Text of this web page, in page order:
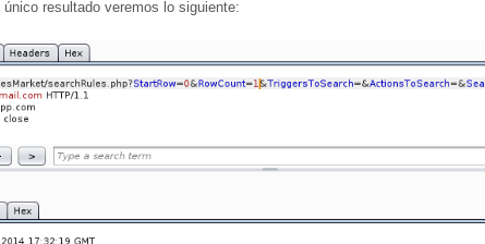
resultado veremos lo siguiente: